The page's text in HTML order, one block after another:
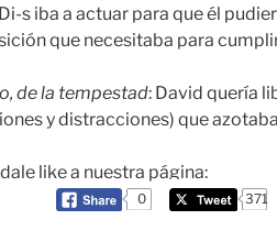
s iba a actuar para que él
que necesitaba para
de la tempestad: David quería
y distracciones) que
like a nuestra página:
0 371